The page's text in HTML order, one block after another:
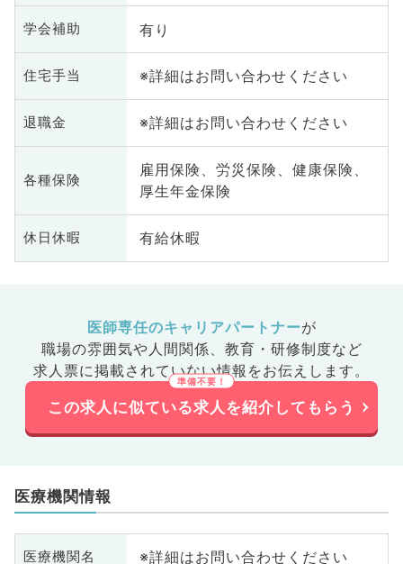
学会補助 有り
住宅手当 ※詳細はお問い合わせください
退職金 ※詳細はお問い合わせください
各種保険
雇用保険、労災保険、健康保険、
厚生年金保険
休日休暇 有給休暇
医師専任のキャリアパートナーが
職場の雰囲気や人間関係、 教育・研修制度など
求人票に掲載されていない情報をお伝えします。
この求人に似ている求人を紹介してもらう
医療機関情報
医療機関名 ※詳細はお問い合わせください